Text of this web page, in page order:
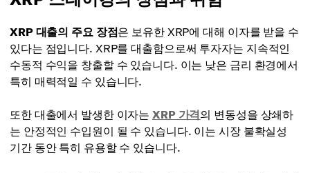
XRP 대출의 주요 장점은 보유한 XRP에 대해 이자를 받을 수
있다는 점입니다. XRP를 대출함으로써 투자자는 지속적인
수동적 수익을 창출할 수 있습니다. 이는 낮은 금리 환경에서
특히 매력적일 수 있습니다.
또한 대출에서 발생한 이자는XRP 가격의 변동성을 상쇄하
는 안정적인 수입원이 될 수 있습니다. 이는 시장 불확실성
기간 동안 특히 유용할 수 있습니다.